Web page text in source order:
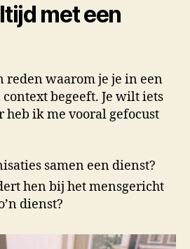
met een
reden waarom je je in een
begeeft. Je wilt iets
heb ik me vooral gefocust
samen een dienst?
hen bij het mensgericht
dienst?